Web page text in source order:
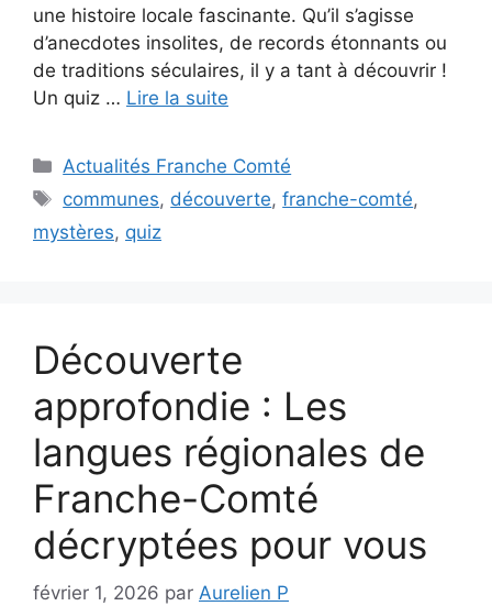
une histoire locale fascinante. Qu’il s’agisse
d’anecdotes insolites, de records étonnants ou
de traditions séculaires, il y a tant à découvrir !
Un quiz … Lire la suite
Catégories
Actualités Franche Comté
Étiquettes
communes, découverte,franche-comté,
mystères, quiz
Découverte
approfondie : Les
langues régionales de
Franche-Comté
décryptées pour vous
février 1, 2026 par Aurelien P